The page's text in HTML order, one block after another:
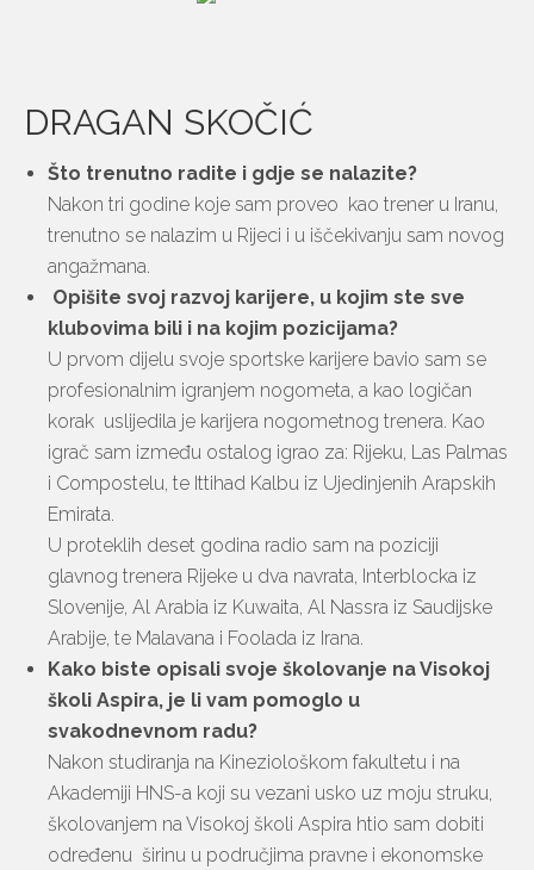
DRAGAN SKOČIĆ
Što trenutno radite i gdje se nalazite?
Nakon tri godine koje sam proveo kao trener u Iranu,
trenutno se nalazim u Rijeci i u iščekivanju sam novog
angažmana.
Opišite svoj razvoj karijere, u kojim ste sve
klubovima bili i na kojim pozicijama?
U prvom dijelu svoje sportske karijere bavio sam se
profesionalnim igranjem nogometa, a kao logičan
korak uslijedila je karijera nogometnog trenera. Kao
igrač sam između ostalog igrao za: Rijeku, Las Palmas
i Compostelu, te Ittihad Kalbu iz Ujedinjenih Arapskih
Emirata.
U proteklih deset godina radio sam na poziciji
glavnog trenera Rijeke u dva navrata, Interblocka iz
Slovenije, Al Arabia iz Kuwaita, Al Nassra iz Saudijske
Arabije, te Malavana i Foolada iz Irana.
Kako biste opisali svoje školovanje na Visokoj
školi Aspira, je li vam pomoglo u
svakodnevnom radu?
Nakon studiranja na Kineziološkom fakultetu i na
Akademiji HNS-a koji su vezani usko uz moju struku,
školovanjem na Visokoj školi Aspira htio sam dobiti
određenu širinu u područjima pravne i ekonomske